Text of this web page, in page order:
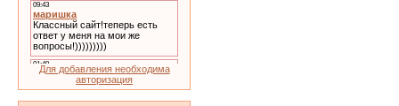
Для добавления необходима
авторизация